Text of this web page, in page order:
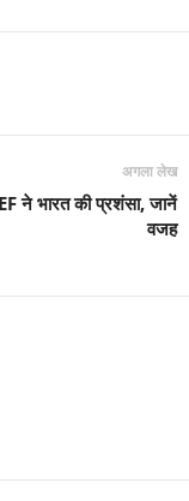
अगला लेख
ने भारत की प्रशंसा, जानें
वजह